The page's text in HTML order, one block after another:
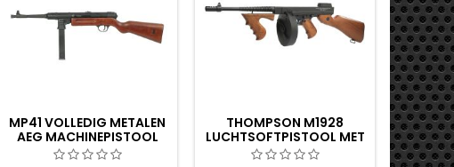
MP41 VOLLEDIG METALEN
AEG MACHINEPISTOOL
REPLICA - ECHT HOUT
THOMPSON M1928
LUCHTSOFTPISTOOL MET
TROMMELMAGAZIJN
MP40